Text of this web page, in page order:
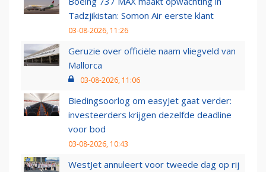
Tadzjikistan: Somon Air eerste klant
03-08-2026, 11:26
Geruzie over officiële naam vliegveld van
Mallorca
03-08-2026, 11:06
Biedingsoorlog om easyJet gaat verder:
investeerders krijgen dezelfde deadline
voor bod
03-08-2026, 10:43
WestJet annuleert voor tweede dag op rij